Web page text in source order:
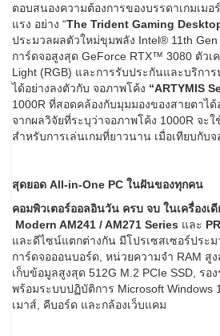
ตอบสนองความต้องการของบรรดาเกมเม
แรง อย่าง “The Trident Gaming
ประมวลผลตัวใหม่ขุมพลัง Intel® 11th Gen
การ์ดจอสูงสุด GeForce RTX™ 3080 ตัวเ
Light (RGB) และการรับประกันและบริกา
ได้อย่างลงตัวกับ จอภาพโค้ง “ARTYMIS
1000R ที่สอดคล้องกับมุมมองของสายตาไ
จากผลวิจัยที่ระบุว่าจอภาพโค้ง 1000R จะ
สำหรับการเล่นเกมที่ยาวนาน เมื่อเทียบกับ
สุดยอด All-in-One PC ในฝันของทุกคน
คอมพิวเตอร์ออลอินวัน ครบ จบ ในเครื่องเ
Modern AM241 / AM271 Series และ
และดีไซน์แตกต่างกัน มีโปรเซสเซอร์ประม
การ์ดจอออนบอร์ด, หน่วยความจำ RAM สู
เก็บข้อมูลสูงสุด 512G M.2 PCIe SSD, รอ
พร้อมระบบปฏิบัติการ Microsoft Windows
เมาส์, คีบอร์ด และกล้องเว็บแคม